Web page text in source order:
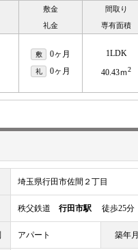
敷金
礼金
間取り
専有面積
敷 0ヶ月
礼 0ヶ月
1LDK
40.43ｍ2
埼玉県行田市佐間２丁目
秩父鉄道 行田市駅 徒歩25分
アパート 築年月